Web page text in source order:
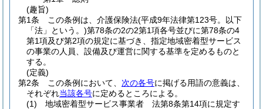
(趣旨)
第1条
この条例は、介護保険法(平成9年法律第123号。以下
「法」という。)第78条の2の2第1項各号並びに第78条の4
第1項及び第2項の規定に基づき、指定地域密着型サービス
の事業の人員、設備及び運営に関する基準を定めるものと
する。
(定義)
第2条
この条例において、 次の各号に掲げる用語の意義は、
それぞれ当該各号に定めるところによる。
(1)
地域密着型サービス事業者 法第8条第14項に規定す